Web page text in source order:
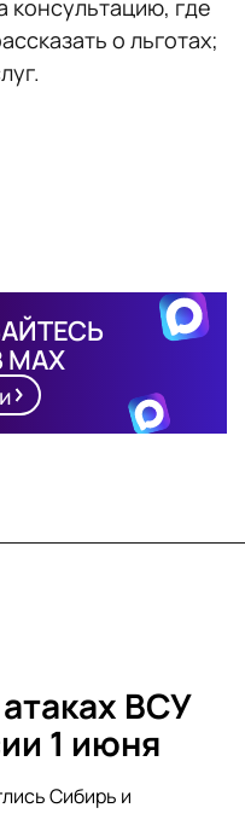
консультацию, где
о льготах;
ВСУ
1 июня
Сибирь и